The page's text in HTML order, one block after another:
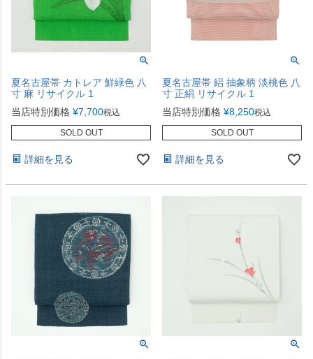
夏名古屋帯 カトレア 鮮緑色 八
寸 麻 リサイクル 1
当店特別価格 ¥7,700税込
SOLD OUT
詳細を見る
夏名古屋帯 絽 抽象柄 淡桃色 八
寸 正絹 リサイクル 1
当店特別価格 ¥8,250税込
SOLD OUT
詳細を見る